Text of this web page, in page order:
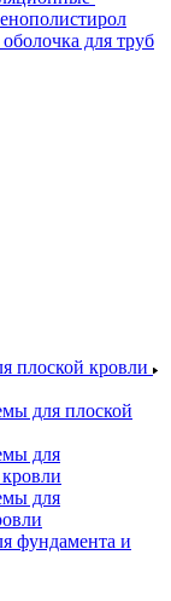
для труб
плоской кровли
для плоской
для
для
фундамента и